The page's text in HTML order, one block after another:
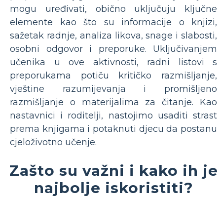
mogu uređivati, obično uključuju ključne
elemente kao što su informacije o knjizi,
sažetak radnje, analiza likova, snage i slabosti,
osobni odgovor i preporuke. Uključivanjem
učenika u ove aktivnosti, radni listovi s
preporukama potiču kritičko razmišljanje,
vještine razumijevanja i promišljeno
razmišljanje o materijalima za čitanje. Kao
nastavnici i roditelji, nastojimo usaditi strast
prema knjigama i potaknuti djecu da postanu
cjeloživotno učenje.
Zašto su važni i kako ih je
najbolje iskoristiti?